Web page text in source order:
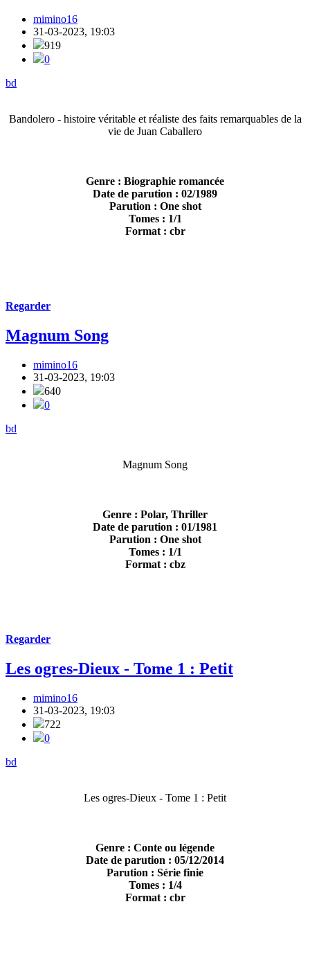
mimino16
31-03-2023, 19:03
919
0
bd
Bandolero - histoire véritable et réaliste des faits remarquables de la
vie de Juan Caballero
Genre : Biographie romancée
Date de parution : 02/1989
Parution : One shot
Tomes : 1/1
Format : cbr
Regarder
Magnum Song
mimino16
31-03-2023, 19:03
640
0
bd
Magnum Song
Genre : Polar, Thriller
Date de parution : 01/1981
Parution : One shot
Tomes : 1/1
Format : cbz
Regarder
Les ogres-Dieux - Tome 1 : Petit
mimino16
31-03-2023, 19:03
722
0
bd
Les ogres-Dieux - Tome 1 : Petit
Genre : Conte ou légende
Date de parution : 05/12/2014
Parution : Série finie
Tomes : 1/4
Format : cbr